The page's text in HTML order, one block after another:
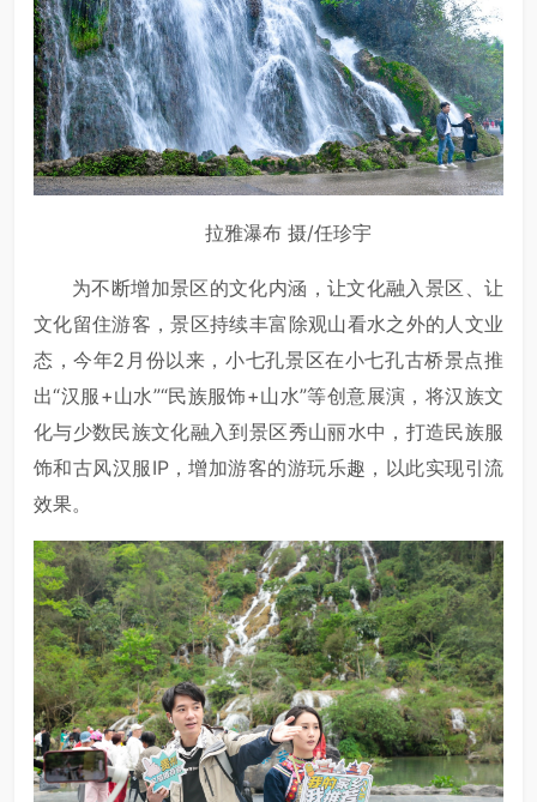
拉雅瀑布 摄/任珍宇
为不断增加景区的文化内涵，让文化融入景区、让
文化留住游客，景区持续丰富除观山看水之外的人文业
态，今年2月份以来，小七孔景区在小七孔古桥景点推
出“汉服+山水”“民族服饰+山水”等创意展演，将汉族文
化与少数民族文化融入到景区秀山丽水中，打造民族服
饰和古风汉服IP，增加游客的游玩乐趣，以此实现引流
效果。